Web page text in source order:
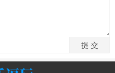
中的号码，大部分骚扰电话可有
属地拦截特定地区电话，或者
析来电特征与骚扰电话数据比